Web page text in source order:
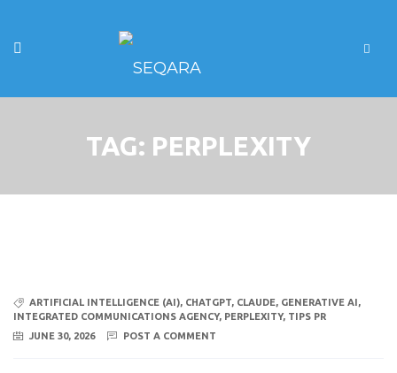
TAG: PERPLEXITY
ARTIFICIAL INTELLIGENCE (AI), CHATGPT, CLAUDE, GENERATIVE AI,
INTEGRATED COMMUNICATIONS AGENCY, PERPLEXITY, TIPS PR
JUNE 30, 2026
POST A COMMENT